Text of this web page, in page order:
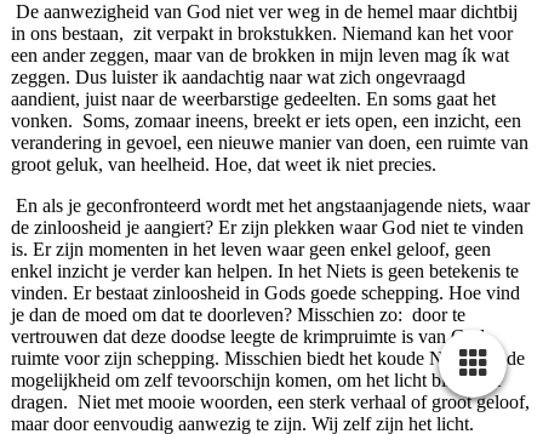
De aanwezigheid van God niet ver weg in de hemel maar dichtbij
in ons bestaan, zit verpakt in brokstukken. Niemand kan het voor
een ander zeggen, maar van de brokken in mijn leven mag ík wat
zeggen. Dus luister ik aandachtig naar wat zich ongevraagd
aandient, juist naar de weerbarstige gedeelten. En soms gaat het
vonken. Soms, zomaar ineens, breekt er iets open, een inzicht, een
verandering in gevoel, een nieuwe manier van doen, een ruimte van
groot geluk, van heelheid. Hoe, dat weet ik niet precies.
En als je geconfronteerd wordt met het angstaanjagende niets, waar
de zinloosheid je aangiert? Er zijn plekken waar God niet te vinden
is. Er zijn momenten in het leven waar geen enkel geloof, geen
enkel inzicht je verder kan helpen. In het Niets is geen betekenis te
vinden. Er bestaat zinloosheid in Gods goede schepping. Hoe vind
je dan de moed om dat te doorleven? Misschien zo: door te
vertrouwen dat deze doodse leegte de krimpruimte is van God,
ruimte voor zijn schepping. Misschien biedt het koude Niets wel de
mogelijkheid om zelf tevoorschijn komen, om het licht binnen te
dragen. Niet met mooie woorden, een sterk verhaal of groot geloof,
maar door eenvoudig aanwezig te zijn. Wij zelf zijn het licht.